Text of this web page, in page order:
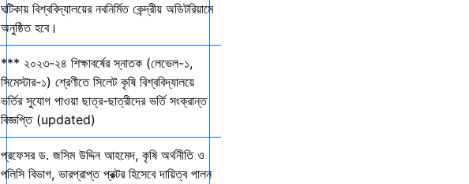
ঘটিকায় বিশ্ববিদ্যালয়ের নবনির্মিত কেন্দ্রীয় অডিটরিয়ামে
অনুষ্ঠিত হবে।
*** ২০২৩-২৪ শিক্ষাবর্ষের স্নাতক (লেভেল-১,
সিমেস্টার-১) শ্রেণীতে সিলেট কৃষি বিশ্ববিদ্যালয়ে
ভর্তির সুযোগ পাওয়া ছাত্র-ছাত্রীদের ভর্তি সংক্রান্ত
বিজ্ঞপ্তি (updated)
প্রফেসর ড. জসিম উদ্দিন আহমেদ, কৃষি অর্থনীতি ও
পলিসি বিভাগ, ভারপ্রাপ্ত প্রক্টর হিসেবে দায়িত্ব পালন